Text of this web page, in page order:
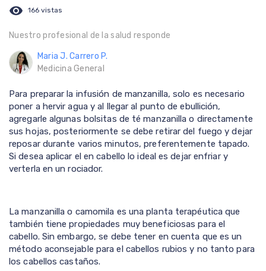
visibility 166 vistas
Nuestro profesional de la salud responde
Maria J. Carrero P.
Medicina General
Para preparar la infusión de manzanilla, solo es necesario
poner a hervir agua y al llegar al punto de ebullición,
agregarle algunas bolsitas de té manzanilla o directamente
sus hojas, posteriormente se debe retirar del fuego y dejar
reposar durante varios minutos, preferentemente tapado.
Si desea aplicar el en cabello lo ideal es dejar enfriar y
verterla en un rociador.
La manzanilla o camomila es una planta terapéutica que
también tiene propiedades muy beneficiosas para el
cabello. Sin embargo, se debe tener en cuenta que es un
método aconsejable para el cabellos rubios y no tanto para
los cabellos castaños.